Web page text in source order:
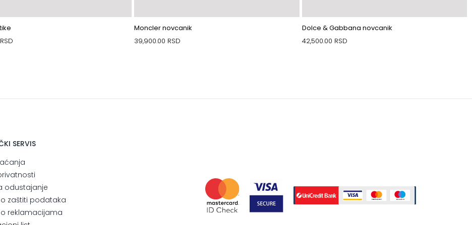
RSD
Moncler novcanik
39,900.00 RSD
Dolce & Gabbana novcanik
42,500.00 RSD
SERVIS
odustajanje
o zaštiti podataka
o reklamacijama